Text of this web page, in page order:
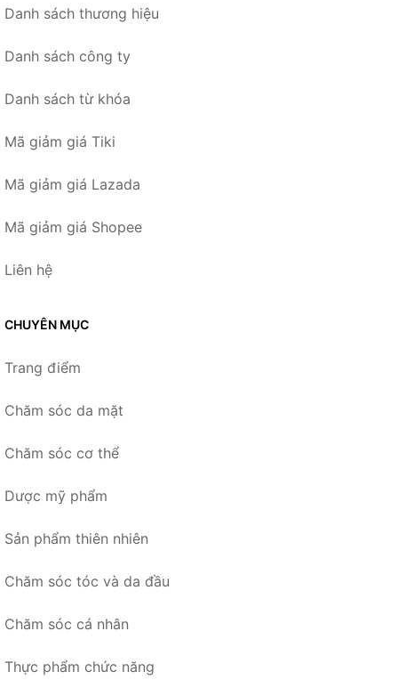
Danh sách thương hiệu
Danh sách công ty
Danh sách từ khóa
Mã giảm giá Tiki
Mã giảm giá Lazada
Mã giảm giá Shopee
Liên hệ
CHUYÊN MỤC
Trang điểm
Chăm sóc da mặt
Chăm sóc cơ thể
Dược mỹ phẩm
Sản phẩm thiên nhiên
Chăm sóc tóc và da đầu
Chăm sóc cá nhân
Thực phẩm chức năng